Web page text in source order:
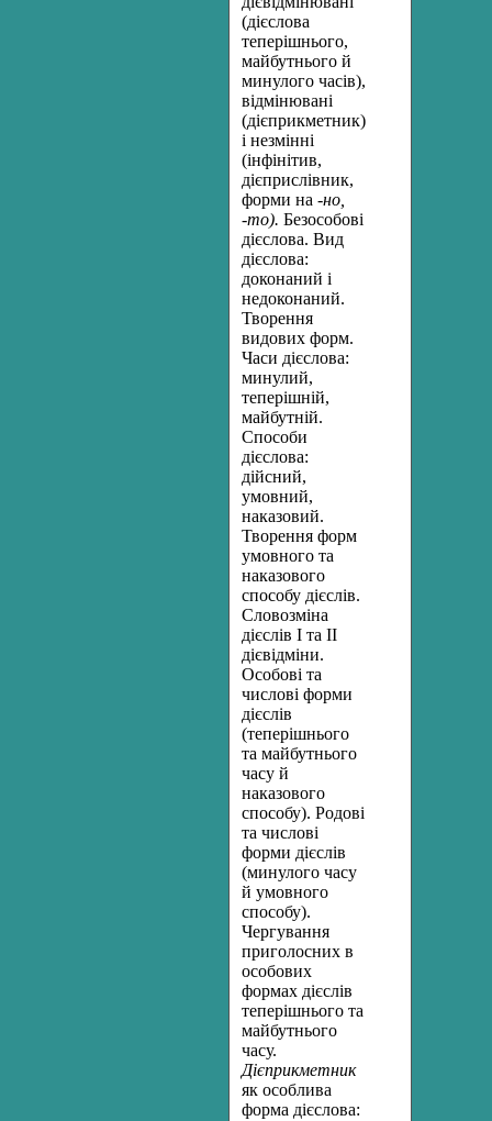
(дієслова
теперішнього,
майбутнього й
минулого часів),
відмінювані
(дієприкметник)
і незмінні
(інфінітив,
дієприслівник,
форми на -но,
-то). Безособові
дієслова. Вид
дієслова:
доконаний і
недоконаний.
Творення
видових форм.
Часи дієслова:
минулий,
теперішній,
майбутній.
Способи
дієслова:
дійсний,
умовний,
наказовий.
Творення форм
умовного та
наказового
способу дієслів.
Словозміна
дієслів І та II
дієвідміни.
Особові та
числові форми
дієслів
(теперішнього
та майбутнього
часу й
наказового
способу). Родові
та числові
форми дієслів
(минулого часу
й умовного
способу).
Чергування
приголосних в
особових
формах дієслів
теперішнього та
майбутнього
часу.
Дієприкметник
як особлива
форма дієсло­ва: